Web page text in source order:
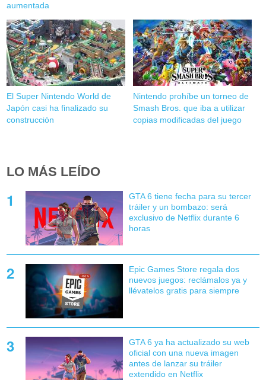
aumentada
El Super Nintendo World de
Japón casi ha finalizado su
construcción
Nintendo prohíbe un torneo de
Smash Bros. que iba a utilizar
copias modificadas del juego
LO MÁS LEÍDO
GTA 6 tiene fecha para su tercer
tráiler y un bombazo: será
exclusivo de Netflix durante 6
horas
Epic Games Store regala dos
nuevos juegos: reclámalos ya y
llévatelos gratis para siempre
GTA 6 ya ha actualizado su web
oficial con una nueva imagen
antes de lanzar su tráiler
extendido en Netflix